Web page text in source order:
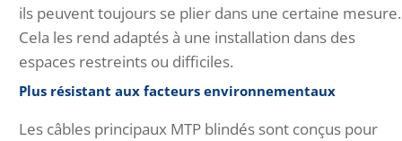
ils peuvent toujours se plier dans une certaine mesure.
Cela les rend adaptés à une installation dans des
espaces restreints ou difficiles.
Plus résistant aux facteurs environnementaux
Les câbles principaux MTP blindés sont conçus pour